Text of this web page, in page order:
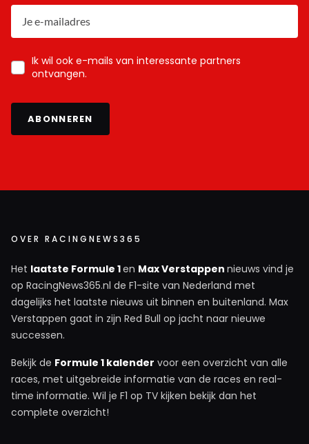
Ik wil ook e-mails van interessante partners
ontvangen.
ABONNEREN
OVER RACINGNEWS365
Het laatste Formule 1en Max Verstappen nieuws vind je
op RacingNews365.nl de F1-site van Nederland met
dagelijks het laatste nieuws uit binnen en buitenland. Max
Verstappen gaat in zijn Red Bull op jacht naar nieuwe
successen.
Bekijk de Formule 1 kalender voor een overzicht van alle
races, met uitgebreide informatie van de races en real-
time informatie. Wil je F1 op TV kijken bekijk dan het
complete overzicht!